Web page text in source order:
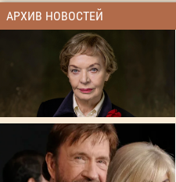
АРХИВ НОВОСТЕЙ